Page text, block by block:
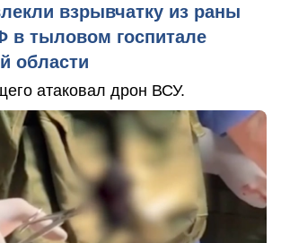
взрывчатку из раны
в тыловом госпитале
области
атаковал дрон ВСУ.